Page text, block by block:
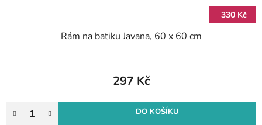
330 Kč
Rám na batiku Javana, 60 x 60 cm
297 Kč
DO KOŠÍKU